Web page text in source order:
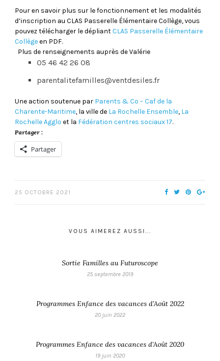
Pour en savoir plus sur le fonctionnement et les modalités
d’inscription au CLAS Passerelle Élémentaire Collège, vous
pouvez télécharger le dépliantCLAS Passerelle Élémentaire
Collègeen PDF.
Plus de renseignements auprès de Valérie
05 46 42 26 08
parentalitefamilles@ventdesiles.fr
Une action soutenue par Parents & Co – Caf de la
Charente-Maritime, la ville de La Rochelle Ensemble, La
Rochelle Agglo et la Fédération centres sociaux 17.
Partager :
Partager
25 OCTOBRE 2021
VOUS AIMEREZ AUSSI...
Sortie Familles au Futuroscope
25 septembre 2019
Programmes Enfance des vacances d’Août 2022
20 juin 2022
Programmes Enfance des vacances d’Août 2020
19 juin 2020